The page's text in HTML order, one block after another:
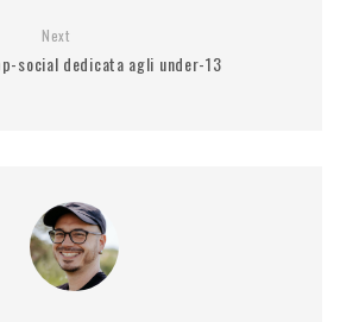
Next
social dedicata agli under-13